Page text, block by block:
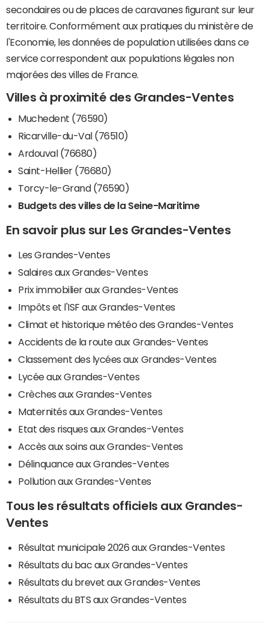
secondaires ou de places de caravanes figurant sur leur
territoire. Conformément aux pratiques du ministère de
l'Economie, les données de population utilisées dans ce
service correspondent aux populations légales non
majorées des villes de France.
Villes à proximité des Grandes-Ventes
Muchedent (76590)
Ricarville-du-Val (76510)
Ardouval (76680)
Saint-Hellier (76680)
Torcy-le-Grand (76590)
Budgets des villes de la Seine-Maritime
En savoir plus sur Les Grandes-Ventes
Les Grandes-Ventes
Salaires aux Grandes-Ventes
Prix immobilier aux Grandes-Ventes
Impôts et l'ISF aux Grandes-Ventes
Climat et historique météo des Grandes-Ventes
Accidents de la route aux Grandes-Ventes
Classement des lycées aux Grandes-Ventes
Lycée aux Grandes-Ventes
Crèches aux Grandes-Ventes
Maternités aux Grandes-Ventes
Etat des risques aux Grandes-Ventes
Accès aux soins aux Grandes-Ventes
Délinquance aux Grandes-Ventes
Pollution aux Grandes-Ventes
Tous les résultats officiels aux Grandes-
Ventes
Résultat municipale 2026 aux Grandes-Ventes
Résultats du bac aux Grandes-Ventes
Résultats du brevet aux Grandes-Ventes
Résultats du BTS aux Grandes-Ventes